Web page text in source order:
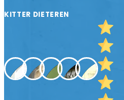
KITTER DIETEREN